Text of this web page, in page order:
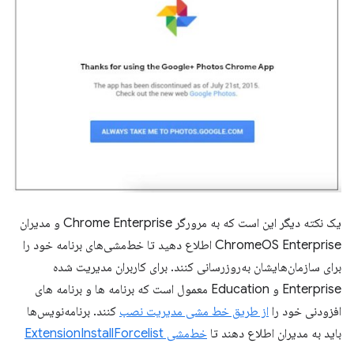
یک نکته دیگر این است که به مرورگر Chrome Enterprise و مدیران
ChromeOS Enterprise اطلاع دهید تا خط‌مشی‌های برنامه خود را
برای سازمان‌هایشان به‌روزرسانی کنند. برای کاربران مدیریت شده
Enterprise و Education معمول است که برنامه ها و برنامه های
افزودنی خود را از طریق خط مشی مدیریت نصب کنند. برنامه‌نویس‌ها
باید به مدیران اطلاع دهند تا خط‌مشی ExtensionInstallForcelist